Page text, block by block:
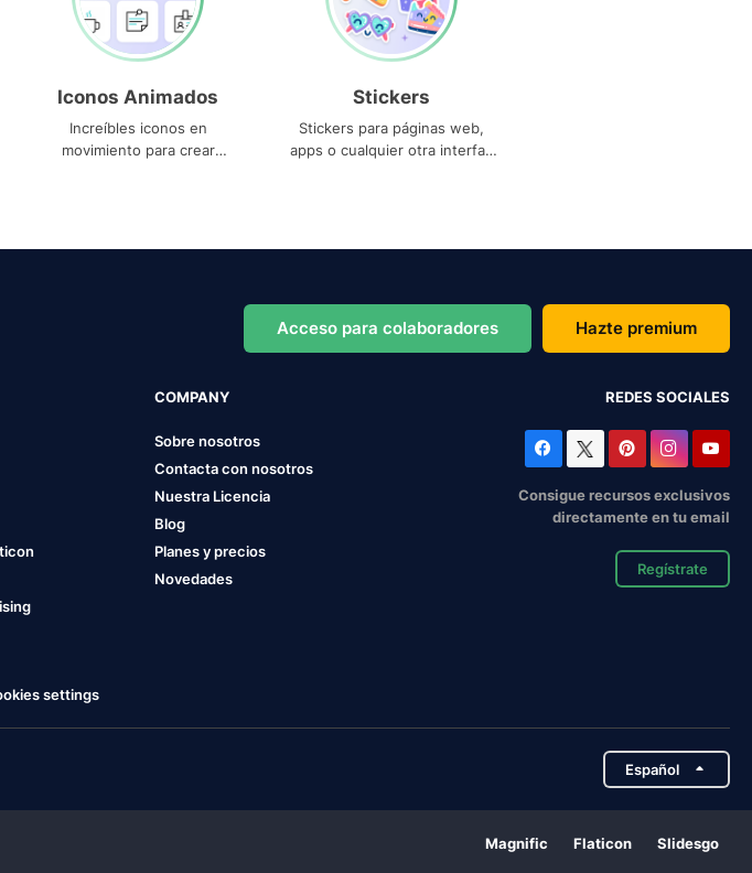
Iconos Animados
Increíbles iconos en
movimiento para crear
Stickers
Stickers para páginas web,
apps o cualquier otra interfaz
Acceso para colaboradores Hazte premium
COMPANY
Sobre nosotros
Contacta con nosotros
Nuestra Licencia
Blog
Planes y precios
Novedades
REDES SOCIALES
Consigue recursos exclusivos
directamente en tu email
Regístrate
settings
Español
Magnific Flaticon Slidesgo